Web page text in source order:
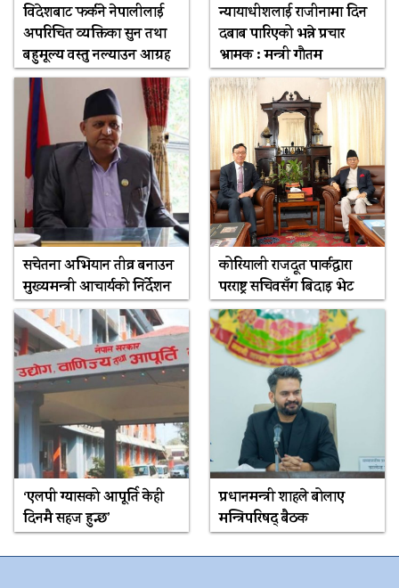
विदेशबाट फर्कने नेपालीलाई
अपरिचित व्यक्तिका सुन तथा
बहुमूल्य वस्तु नल्याउन आग्रह
न्यायाधीशलाई राजीनामा दिन
दबाब पारिएको भन्ने प्रचार
भ्रामक : मन्त्री गौतम
सचेतना अभियान तीव्र बनाउन
मुख्यमन्त्री आचार्यको निर्देशन
कोरियाली राजदूत पार्कद्वारा
परराष्ट्र सचिवसँग बिदाइ भेट
‘एलपी ग्यासको आपूर्ति केही
दिनमै सहज हुन्छ’
प्रधानमन्त्री शाहले बोलाए
मन्त्रिपरिषद् बैठक